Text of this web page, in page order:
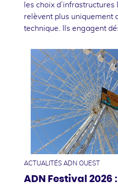
les choix d’infrastructures
relèvent plus uniquement
technique. Ils engagent
ACTUALITÉS ADN OUEST
ADN Festival 2026